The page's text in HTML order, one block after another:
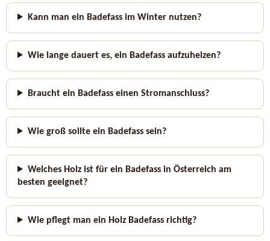
Kann man ein Badefass im Winter nutzen?
Wie lange dauert es, ein Badefass aufzuheizen?
Braucht ein Badefass einen Stromanschluss?
Wie groß sollte ein Badefass sein?
Welches Holz ist für ein Badefass in Österreich am
besten geeignet?
Wie pflegt man ein Holz Badefass richtig?